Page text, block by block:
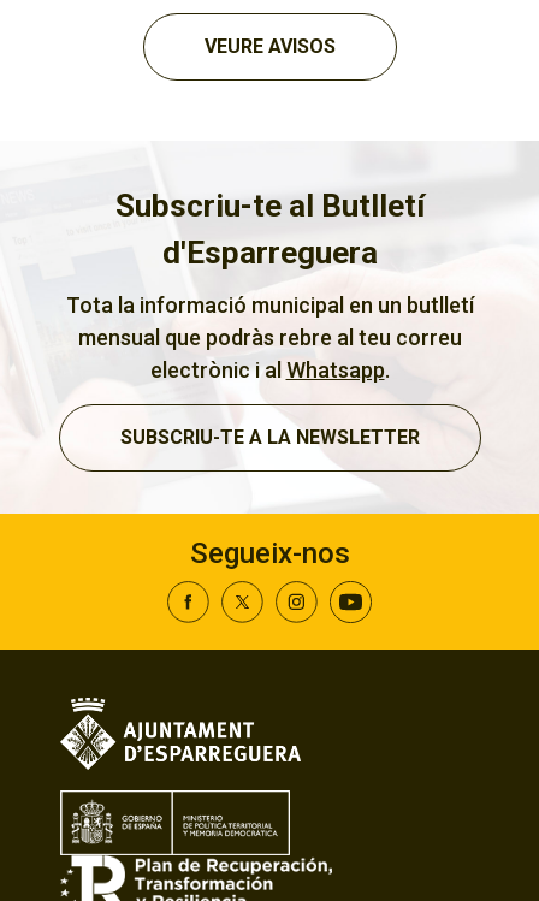
VEURE AVISOS
Subscriu-te al Butlletí
d'Esparreguera
Tota la informació municipal en un butlletí
mensual que podràs rebre al teu correu
electrònic i al Whatsapp.
SUBSCRIU-TE A LA NEWSLETTER
Segueix-nos